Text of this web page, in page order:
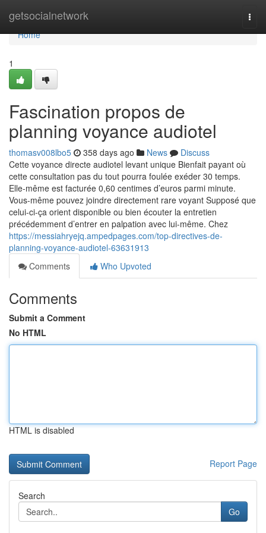
getsocialnetwork
Home
Home
1
Fascination propos de
planning voyance audiotel
thomasv008lbo5 358 days ago News
Discuss
Cette voyance directe audiotel levant unique Bienfait payant où
cette consultation pas du tout pourra foulée exéder 30 temps.
Elle-même est facturée 0,60 centimes d’euros parmi minute.
Vous-même pouvez joindre directement rare voyant Supposé que
celui-ci-ça orient disponible ou bien écouter la entretien
précédemment d’entrer en palpation avec lui-même. Chez
https://messiahryejq.ampedpages.com/top-directives-de-
planning-voyance-audiotel-63631913
Comments
Who Upvoted
Comments
Submit a Comment
No HTML
HTML is disabled
Report Page
Search
Go